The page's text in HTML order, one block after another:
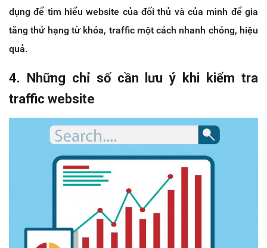
dụng để tìm hiểu website của đối thủ và của mình để gia
tăng thứ hạng từ khóa, traffic một cách nhanh chóng, hiệu
quả.
4. Những chỉ số cần lưu ý khi kiểm tra
traffic website